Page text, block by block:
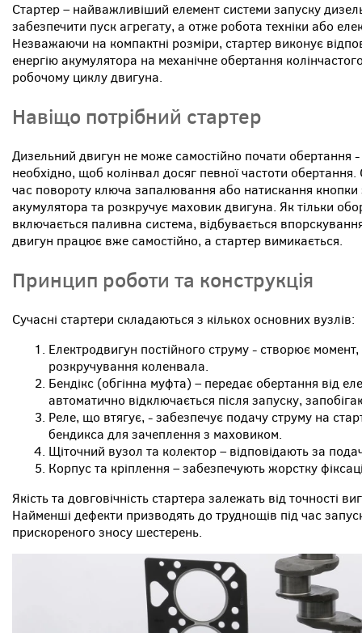
Стартер – найважливіший елемент системи запуску
забезпечити пуск агрегату, а отже робота техніки або
Незважаючи на компактні розміри, стартер виконує
енергію акумулятора на механічне обертання
робочому циклу двигуна.
Навіщо потрібний стартер
Дизельний двигун не може самостійно почати обертання
необхідно, щоб колінвал досяг певної частоти
час повороту ключа запалювання або натискання кнопки
акумулятора та розкручує маховик двигуна. Як тільки
включається паливна система, відбувається
двигун працює вже самостійно, а стартер вимикається.
Принцип роботи та конструкція
Сучасні стартери складаються з кількох основних вузлів:
Електродвигун постійного струму - створює
розкручування коленвала.
Бендікс (обгінна муфта) – передає обертання від
автоматично відключається після запуску,
Реле, що втягує, - забезпечує подачу струму на
бендикса для зачеплення з маховиком.
Щіточний вузол та колектор – відповідають за
Корпус та кріплення – забезпечують жорстку
Якість та довговічність стартера залежать від точності
Найменші дефекти призводять до труднощів під час
прискореного зносу шестерень.